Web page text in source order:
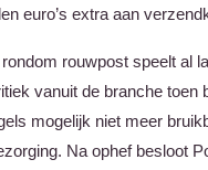
euro’s extra aan
rouwpost speelt al
vanuit de branche toen
mogelijk niet meer
Na ophef besloot